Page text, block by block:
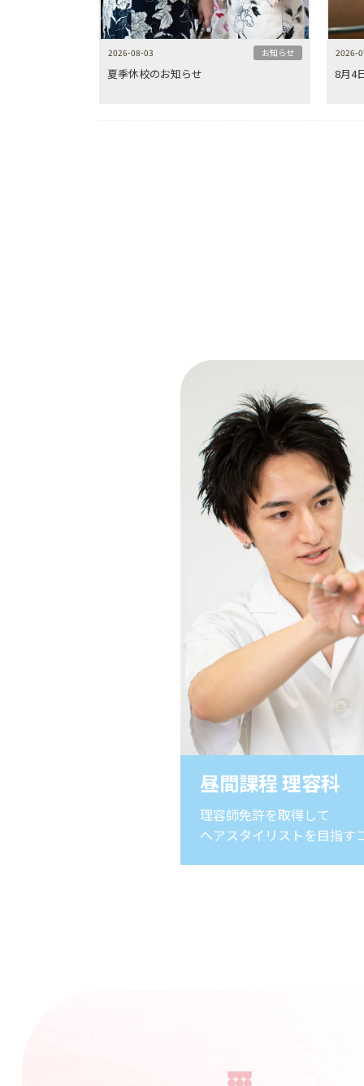
2026-08-03 お知らせ
夏季休校のお知らせ
2026-
8月4
昼間課程 理容科
理容師免許を取得して
ヘアスタイリストを目指す